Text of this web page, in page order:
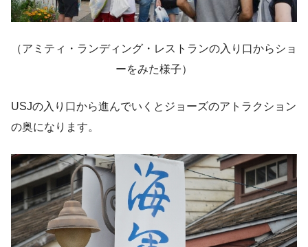
（アミティ・ランディング・レストランの入り口からショ
ーをみた様子）
USJの入り口から進んでいくとジョーズのアトラクション
の奥になります。